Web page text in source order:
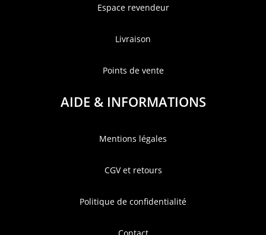
Espace revendeur
Livraison
Points de vente
AIDE & INFORMATIONS
Mentions légales
CGV et retours
Politique de confidentialité